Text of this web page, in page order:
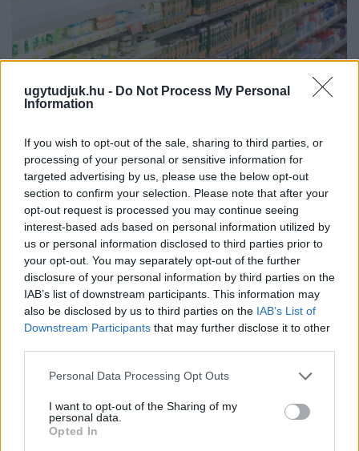
ugytudjuk.hu - Do Not Process My Personal
Information
If you wish to opt-out of the sale, sharing to third parties, or
processing of your personal or sensitive information for
targeted advertising by us, please use the below opt-out
section to confirm your selection. Please note that after your
opt-out request is processed you may continue seeing
interest-based ads based on personal information utilized by
us or personal information disclosed to third parties prior to
your opt-out. You may separately opt-out of the further
disclosure of your personal information by third parties on the
IAB’s list of downstream participants. This information may
also be disclosed by us to third parties on the IAB’s List of
Downstream Participants that may further disclose it to other
Please note that this website/app uses one or more Google
not limited to your visit or usage behaviour. You may click to
grant or deny consent to Google and its third-party tags to
use your data for below specified purposes in below Google
Personal Data Processing Opt Outs
I want to opt-out of the Sharing of my
personal data.
Opted In
ÖRÖMHÍR: TÍZ ÉVE NEM VOLT ILYEN ALACSONY AZ
INFLÁCIÓ MAGYARORSZÁGON
Júliusban mindössze 1,2 százalékkal emelkedtek éves
összevetésben a fogyasztói árak, miközben az élelmiszerek ára
már csökkent.
Szólj hozzá!